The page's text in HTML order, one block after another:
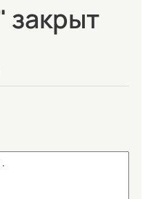
закрыт